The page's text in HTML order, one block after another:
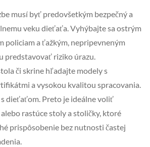
musí byť predovšetkým bezpečný a
veku dieťaťa. Vyhýbajte sa ostrým
policiam a ťažkým, nepripevneným
predstavovať riziko úrazu.
či skrine hľadajte modely s
a vysokou kvalitou spracovania.
s dieťaťom. Preto je ideálne voliť
rastúce stoly a stoličky, ktoré
prispôsobenie bez nutnosti častej